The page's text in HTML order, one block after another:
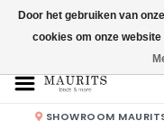
Openingstijden: Vrijdag &
SHOWROOM
Door het gebruiken van
cookies om onze